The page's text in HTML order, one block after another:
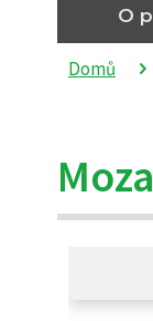
O
Domů